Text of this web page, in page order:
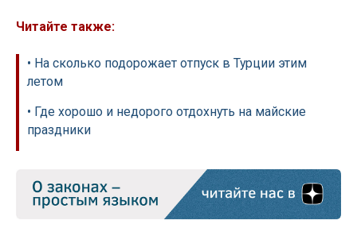
Читайте также:
• На сколько подорожает отпуск в Турции этим
летом
• Где хорошо и недорого отдохнуть на майские
праздники